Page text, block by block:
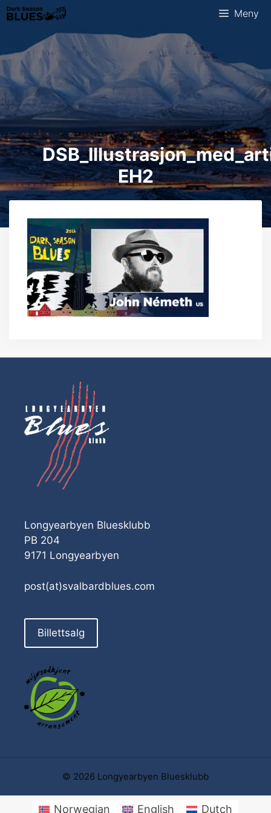
Hopp
til
innhold
Meny
EH2
Longyearbyen Bluesklubb
PB 204
9171 Longyearbyen
post(at)svalbardblues.com
Billettsalg
© 2026 Longyearbyen Bluesklubb
Norwegian English Dutch